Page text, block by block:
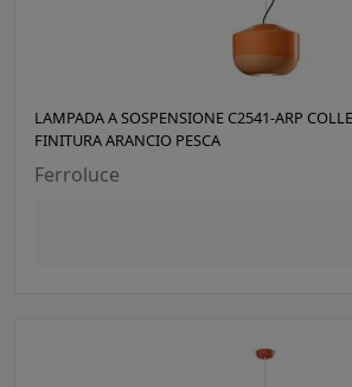
LAMPADA A SOSPENSIONE C2541-ARP
FINITURA ARANCIO PESCA
Ferroluce